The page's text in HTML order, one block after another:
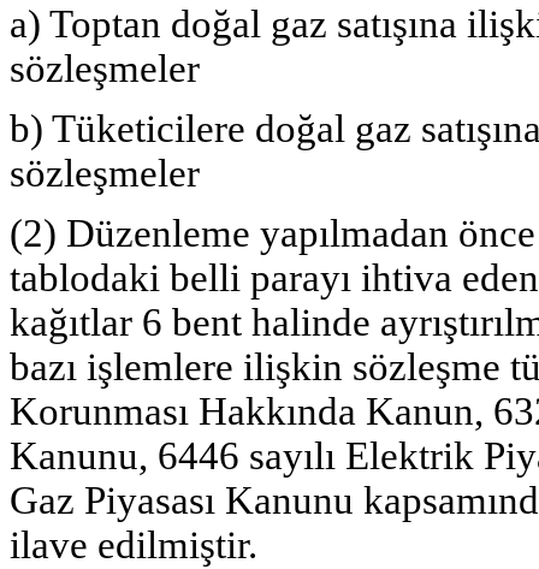
a) Toptan doğal gaz satışına
sözleşmeler
b) Tüketicilere doğal gaz
sözleşmeler
(2) Düzenleme yapılmadan
tablodaki belli parayı ihtiva
kağıtlar 6 bent halinde
bazı işlemlere ilişkin sözleşme
Korunması Hakkında Kanun,
Kanunu, 6446 sayılı Elektrik
Gaz Piyasası Kanunu
ilave edilmiştir.